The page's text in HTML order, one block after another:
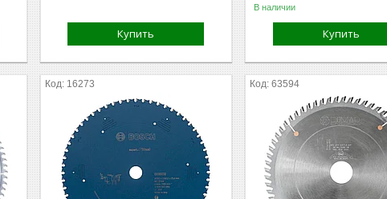
Купить
В наличии
Купить
16273 63594